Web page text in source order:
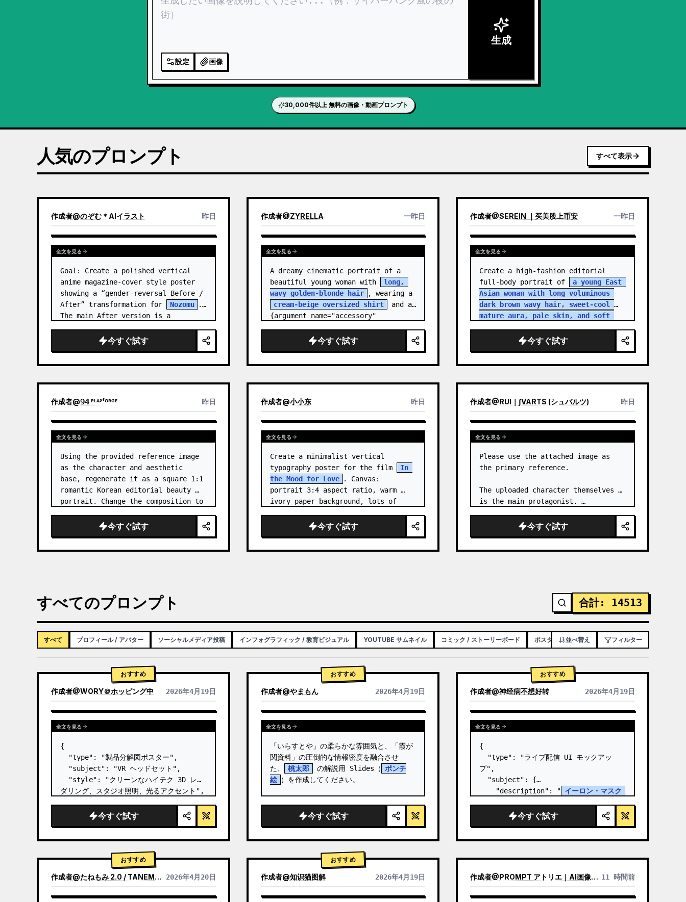
設定 画像
生成
30,000件以上 無料の画像・動画プロンプト
人気のプロンプト すべて表示
作成者@のぞむ＊AIイラスト 昨日
全文を見る
Goal: Create a polished vertical
anime magazine-cover style poster
showing a “gender-reversal Before /
After” transformation for
Nozomu
.
The main After version is a
boy who preserves…
今すぐ試す
作成者@ZYRELLA 一昨日
全文を見る
A dreamy cinematic portrait of a
beautiful young woman with
long,
wavy golden-blonde hair
, wearing a
cream-beige oversized shirt
and a
{argument name="accessory"
今すぐ試す
作成者@SEREIN ｜买美股上币安 一昨日
全文を見る
Create a high-fashion editorial
full-body portrait of
a young East
Asian woman with long voluminous
dark brown wavy hair, sweet-cool
mature aura, pale skin, and soft
in an aband…今すぐ試す
作成者@𝟡𝟜 ᴾᴸᴬʸᶠᴼᴿᴳᴱ 昨日
全文を見る
Using the provided reference image
as the character and aesthetic
base, regenerate it as a square 1:1
romantic Korean editorial beauty
portrait. Change the composition to
the subject facing right, eyes
closed, gently smellin…
今すぐ試す
作成者@小小东 昨日
全文を見る
Create a minimalist vertical
typography poster for the film
In
the Mood for Love
. Canvas:
portrait 3:4 aspect ratio, warm
ivory paper background, lots of
composition. …今すぐ試す
作成者@RUI｜∫VARTS (シュバルツ) 昨日
全文を見る
Please use the attached image as
the primary reference.
The uploaded character themselves
is the main protagonist. …
今すぐ試す
すべてのプロンプト 合計: 14513
すべて プロフィール / アバター ソーシャルメディア投稿 インフォグラフィック / 教育ビジュアル YOUTUBE サムネイル コミック / ストーリーボード ポスター / チラシ アプリ / WEB デザイン
並べ替え フィルター
おすすめ
作成者@WORY＠ホッピング中 2026年4月19日
全文を見る
{
  "type": "製品分解図ポスター",
  "subject": "VR ヘッドセット",
  "style": "クリーンなハイテク 3D レン
ダリング、スタジオ照明、光るアクセント",
ルーのグラデーション ",
  "header": {
今すぐ試す
おすすめ
作成者@やまもん 2026年4月19日
他のモデルの結果を表示
全文を見る
「いらすとや」の柔らかな雰囲気と、「霞が
関資料」の圧倒的な情報密度を融合させ
た、
桃太郎 の解説用 Slides（
ポンチ
絵 ）を作成してください。
今すぐ試す
おすすめ
作成者@神经病不想好转 2026年4月19日
全文を見る
{
  "type": "ライブ配信 UI モックアッ
プ",
  "subject": {
    "description": "
イーロン・マスク
ィックが描かれた黒い T シャツを着用",
    "background": "左側には
今すぐ試す
おすすめ
作成者@たねもみ 2.0 / TANEMOMI VER2.0 2026年4月20日
おすすめ
作成者@知识猫图解 2026年4月19日 作成者@PROMPT アトリエ｜AI画像プロンプト 11 時間前